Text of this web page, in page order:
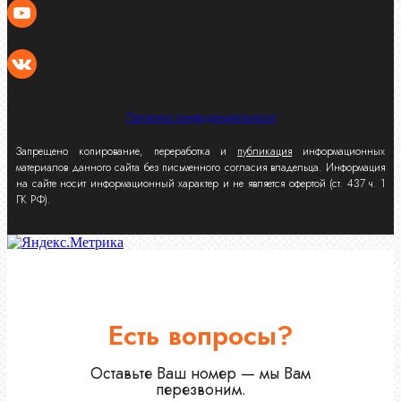
Политика конфиденциальности
Запрещено копирование, переработка и публикация информационных
материалов данного сайта без письменного согласия владельца. Информация
на сайте носит информационный характер и не является офертой (ст. 437 ч. 1
ГК РФ).
Есть вопросы?
Оставьте Ваш номер — мы Вам
перезвоним.